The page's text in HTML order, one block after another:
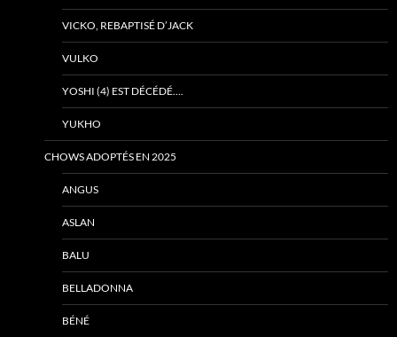
VICKO, REBAPTISÉ D’JACK
VULKO
YOSHI (4) EST DÉCÉDÉ….
YUKHO
CHOWS ADOPTÉS EN 2025
ANGUS
ASLAN
BALU
BELLADONNA
BÉNÉ